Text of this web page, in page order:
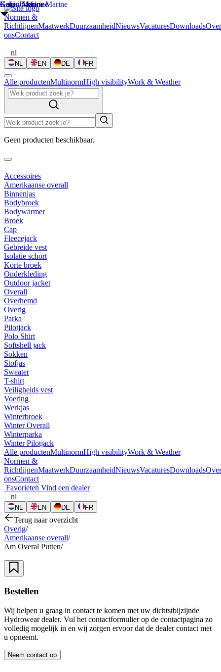
Normen &
RichtlijnenMaatwerkDuurzaamheidNieuwsVacaturesDownloadsOver
onsContact
nl
NL EN DE FR
Alle productenMultinormHigh visibilityWork & Weather
Geen producten beschikbaar.
Accessoires
Amerikaanse overall
Binnenjas
Bodybroek
Bodywarmer
Broek
Cap
Fleecejack
Gebreide vest
Isolatie schort
Korte broek
Onderkleding
Outdoor jacket
Overall
Overhemd
Overig
Parka
Pilotjack
Polo Shirt
Softshell jack
Sokken
Stofjas
Sweater
T-shirt
Veiligheids vest
Voering
Werkjas
Winterbroek
Winter Overall
Winterparka
Winter Pilotjack
Alle productenMultinormHigh visibilityWork & Weather
Normen &
RichtlijnenMaatwerkDuurzaamheidNieuwsVacaturesDownloadsOver
onsContact
Favorieten Vind een dealer
nl
NL EN DE FR
Terug naar overzicht
Overig/
Amerikaanse overall/
Am Overal Putten/
Bestellen
Wij helpen u graag in contact te komen met uw dichtstbijzijnde
Hydrowear dealer. Vul het contactformulier op de contactpagina zo
volledig mogelijk in en wij zorgen ervoor dat de dealer contact met
u opneemt.
Neem contact op
Grijs - Marine
Groen - Marine
Kaki - Marine
Korenblauw - Marine